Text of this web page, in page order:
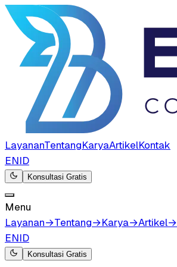
LayananTentangKaryaArtikelKontak
ENID
Konsultasi Gratis
Menu
Layanan→Tentang→Karya→Artikel→
ENID
Konsultasi Gratis